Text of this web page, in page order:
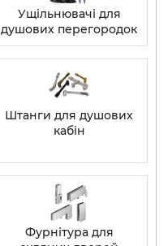
Ущільнювачі для
душових перегородок
Штанги для душових
кабін
Фурнітура для